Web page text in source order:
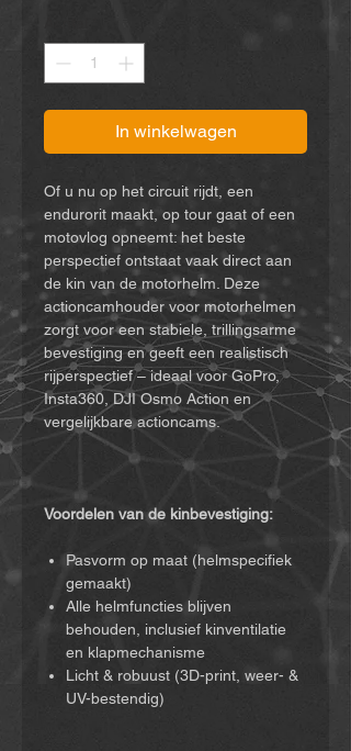
In winkelwagen
Of u nu op het circuit rijdt, een
endurorit maakt, op tour gaat of een
motovlog opneemt: het beste
perspectief ontstaat vaak direct aan
de kin van de motorhelm. Deze
actioncamhouder voor motorhelmen
zorgt voor een stabiele, trillingsarme
bevestiging en geeft een realistisch
rijperspectief – ideaal voor GoPro,
Insta360, DJI Osmo Action en
vergelijkbare actioncams.
Voordelen van de kinbevestiging:
Pasvorm op maat (helmspecifiek
gemaakt)
Alle helmfuncties blijven
behouden, inclusief kinventilatie
en klapmechanisme
Licht & robuust (3D-print, weer- &
UV-bestendig)